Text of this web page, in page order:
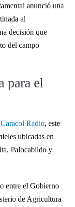
anunció una
al
decisión que
del campo
para el
Radio, este
ubicadas en
Palocabildo y
entre el Gobierno
de Agricultura